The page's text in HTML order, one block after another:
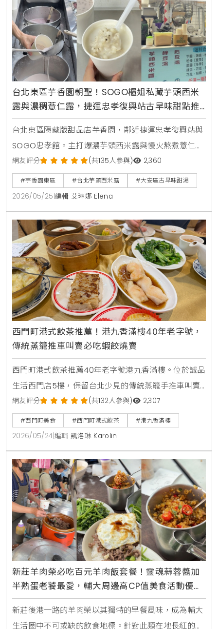
台北東區芋香園朝聖！SOGO櫃姐私藏芋頭西米
露與濃稠薏仁露，捷運忠孝復興站古早味甜點推
薦
台北東區隱藏版甜品店芋香園，鄰近捷運忠孝復興站與
SOGO忠孝館。主打爆濃芋頭西米露與慢火熬煮薏仁
露，搭配綿密蜜芋頭，是SOGO櫃姐與在地人激推的古
早味下午茶。
網友評分 (共135人參與) 2,360
#芋香園東區 #台北芋頭西米露 #大安區古早味甜湯
2026/05/25 編輯 艾琳娜 Elena
西門町港式飲茶推薦！港九香滿樓40年老字號，
傳統蒸籠推車叫賣必吃蝦餃燒賣
西門町港式飲茶推薦40年老字號港九香滿樓。位於誠品
生活西門店5樓，保留台北少見的傳統蒸籠手推車叫賣
文化。店內明亮寬敞，適合家庭聚餐，熱門必點蝦餃、
蟹黃燒賣、脆皮烤鴨，快來體驗老香港茶樓風味。
網友評分 (共132人參與) 2,307
#西門町美食 #西門町港式飲茶 #港九香滿樓
2026/05/24 編輯 凱洛琳 Karolin
新莊羊肉榮必吃百元羊肉飯套餐！靈魂蒜蓉醬加
半熟蛋老饕最愛，輔大周邊高CP值美食活動優惠
速報
新莊後港一路的羊肉榮以其獨特的早餐風味，成為輔大
生活圈中不可或缺的飲食地標。針對此類在地長紅的美